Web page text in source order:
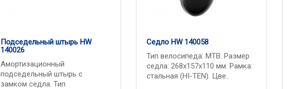
Подседельный штырь HW
140026
Амортизационный
подседельный штырь с
замком седла. Тип
Седло HW 140058
Тип велосипеда: МТВ. Размер
седла: 268x157х110 мм. Рамка:
стальная (HI-TEN). Цве..